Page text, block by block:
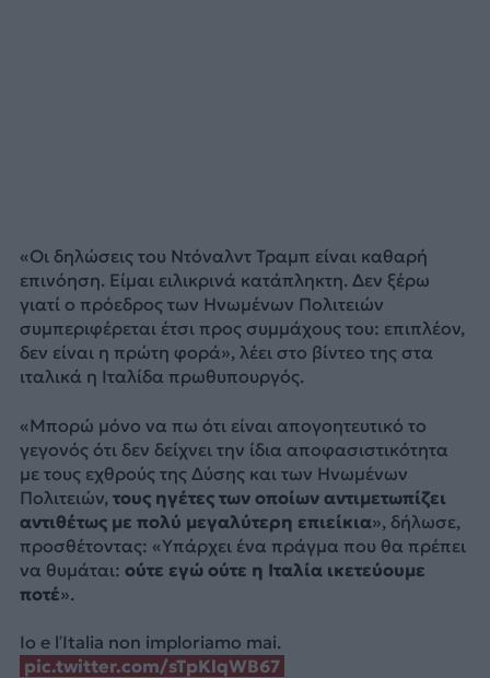
«Οι δηλώσεις του Ντόναλντ Τραμπ είναι καθαρή
επινόηση. Είμαι ειλικρινά κατάπληκτη. Δεν ξέρω
γιατί ο πρόεδρος των Ηνωμένων Πολιτειών
συμπεριφέρεται έτσι προς συμμάχους του: επιπλέον,
δεν είναι η πρώτη φορά», λέει στο βίντεο της στα
ιταλικά η Ιταλίδα πρωθυπουργός.
«Μπορώ μόνο να πω ότι είναι απογοητευτικό το
γεγονός ότι δεν δείχνει την ίδια αποφασιστικότητα
με τους εχθρούς της Δύσης και των Ηνωμένων
Πολιτειών, τους ηγέτες των οποίων αντιμετωπίζει
αντιθέτως με πολύ μεγαλύτερη επιείκια», δήλωσε,
προσθέτοντας: «Υπάρχει ένα πράγμα που θα πρέπει
να θυμάται: ούτε εγώ ούτε η Ιταλία ικετεύουμε
ποτέ».
Io e l’Italia non imploriamo mai.
pic.twitter.com/sTpKlqWB67